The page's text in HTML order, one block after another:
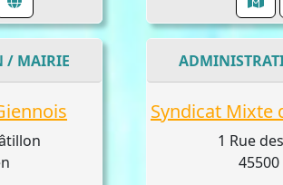
/ MAIRIE
1 Rue
45500